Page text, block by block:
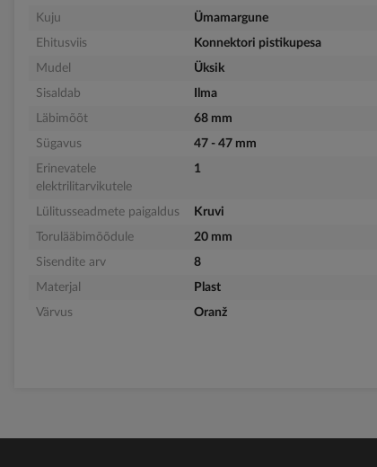
Kuju
Ümamargune
Ehitusviis
Konnektori pistikupesa
Mudel
Üksik
Sisaldab
Ilma
Läbimõõt
68 mm
Sügavus
47 - 47 mm
Erinevatele
elektrilitarvikutele
1
Lülitusseadmete paigaldus
Kruvi
Torulääbimõõdule
20 mm
Sisendite arv
8
Materjal
Plast
Värvus
Oranž